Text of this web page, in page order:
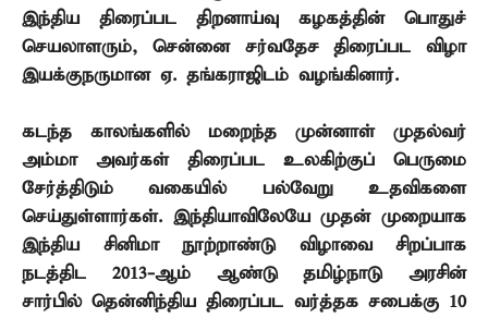
இந்திய திரைப்பட திறனாய்வு கழகத்தின் பொதுச்
செயலாளரும், சென்னை சர்வதேச திரைப்பட விழா
இயக்குநருமான ஏ. தங்கராஜிடம் வழங்கினார்.
கடந்த காலங்களில் மறைந்த முன்னாள் முதல்வர்
அம்மா அவர்கள் திரைப்பட உலகிற்குப் பெருமை
சேர்த்திடும் வகையில் பல்வேறு உதவிகளை
செய்துள்ளார்கள். இந்தியாவிலேயே முதன் முறையாக
இந்திய சினிமா நூற்றாண்டு விழாவை சிறப்பாக
நடத்திட 2013-ஆம் ஆண்டு தமிழ்நாடு அரசின்
சார்பில் தென்னிந்திய திரைப்பட வர்த்தக சபைக்கு 10